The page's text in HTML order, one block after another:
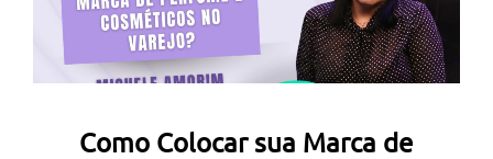
Como Colocar sua Marca de